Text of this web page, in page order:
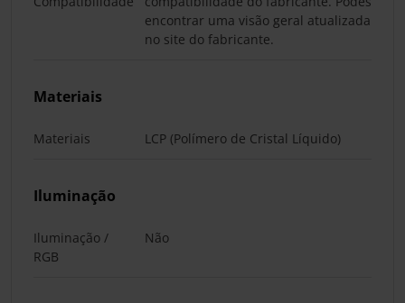
encontrar uma visão geral atualizada
no site do fabricante.
Materiais
Materiais LCP (Polímero de Cristal Líquido)
Iluminação
Iluminação /
RGB
Não